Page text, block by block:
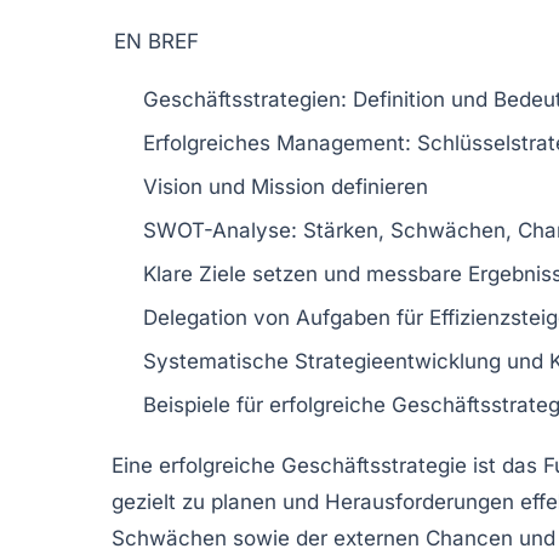
EN BREF
Geschäftsstrategien: Definition und
Erfolgreiches Management:
Vision und Mission definieren
SWOT-Analyse: Stärken, Schwächen,
Klare Ziele setzen und messbare
Delegation von Aufgaben für
Systematische Strategieentwicklung und
Beispiele für erfolgreiche
Eine erfolgreiche Geschäftsstrategie ist das
gezielt zu planen und Herausforderungen
Schwächen sowie der externen Chancen